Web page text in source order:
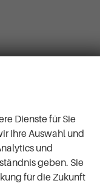
Dienste für Sie
Ihre Auswahl und
und
geben. Sie
für die Zukunft